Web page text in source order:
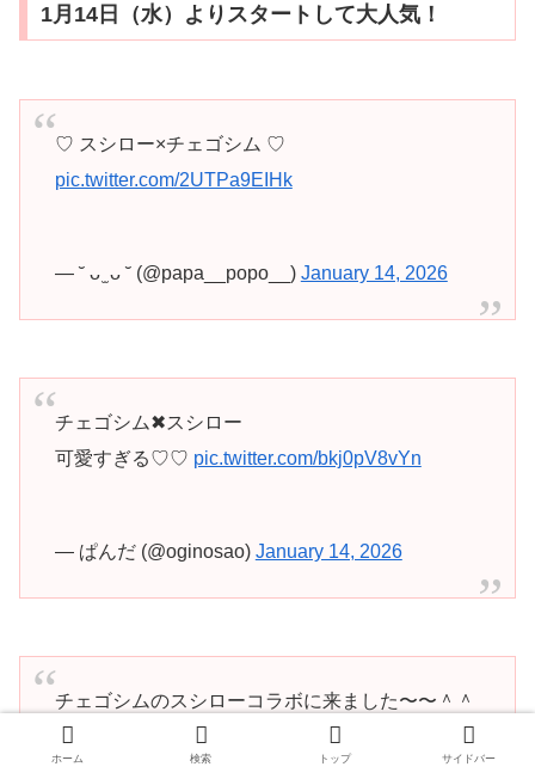
1月14日（水）よりスタートして大人気！
♡ スシロー×チェゴシム ♡
pic.twitter.com/2UTPa9EIHk
— ˘ ᴗ ̫ ᴗ ˘ (@papa__popo__) January 14, 2026
チェゴシム✖︎スシロー
可愛すぎる♡♡ pic.twitter.com/bkj0pV8vYn
— ぱんだ (@oginosao) January 14, 2026
チェゴシムのスシローコラボに来ました〜〜＾＾
ホーム 検索 トップ サイドバー